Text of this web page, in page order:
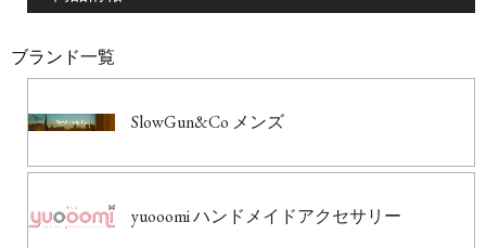
ブランド一覧
SlowGun&Co メンズ
yuooomi ハンドメイドアクセサリー